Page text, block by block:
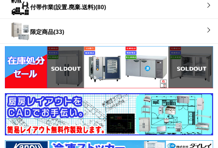
付帯作業(設置.廃棄.送料)(80)
限定商品(33)